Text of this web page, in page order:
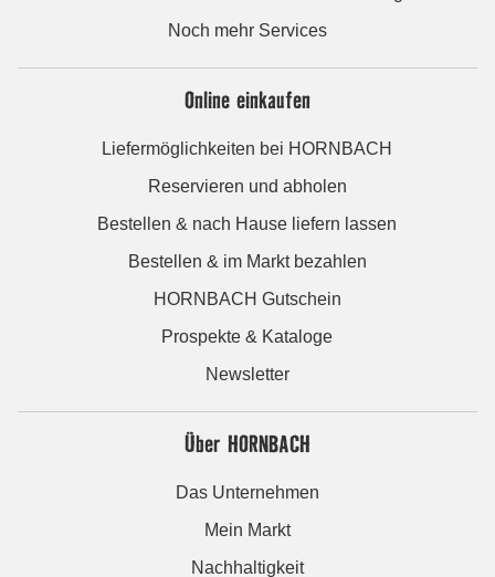
Noch mehr Services
Online einkaufen
Liefermöglichkeiten bei HORNBACH
Reservieren und abholen
Bestellen & nach Hause liefern lassen
Bestellen & im Markt bezahlen
HORNBACH Gutschein
Prospekte & Kataloge
Newsletter
Über HORNBACH
Das Unternehmen
Mein Markt
Nachhaltigkeit